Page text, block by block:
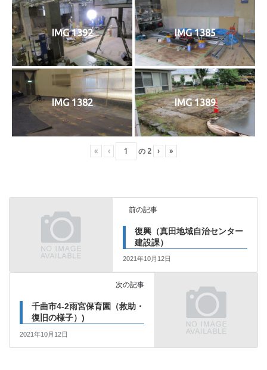
IMG 1392 IMG 1385
IMG 1382 IMG 1389
« ‹ の 2 › »
前の記事
復興（真田地域自治センター
建設課）
2021年10月12日
次の記事
千曲市4-2雨宮保育園（救助・
復旧の様子）)
2021年10月12日